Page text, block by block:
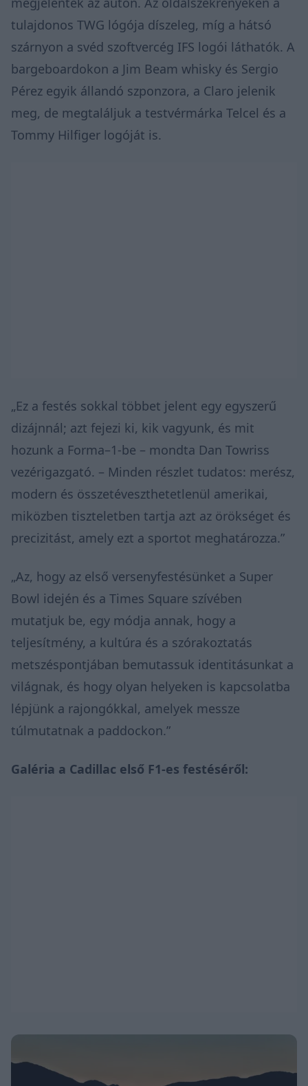
tulajdonos TWG lógója díszeleg, míg a hátsó
szárnyon a svéd szoftvercég IFS logói láthatók. A
bargeboardokon a Jim Beam whisky és Sergio
Pérez egyik állandó szponzora, a Claro jelenik
meg, de megtaláljuk a testvérmárka Telcel és a
Tommy Hilfiger logóját is.
„Ez a festés sokkal többet jelent egy egyszerű
dizájnnál; azt fejezi ki, kik vagyunk, és mit
hozunk a Forma–1-be – mondta Dan Towriss
vezérigazgató. – Minden részlet tudatos: merész,
modern és összetéveszthetetlenül amerikai,
miközben tiszteletben tartja azt az örökséget és
precizitást, amely ezt a sportot meghatározza.”
„Az, hogy az első versenyfestésünket a Super
Bowl idején és a Times Square szívében
mutatjuk be, egy módja annak, hogy a
teljesítmény, a kultúra és a szórakoztatás
metszéspontjában bemutassuk identitásunkat a
világnak, és hogy olyan helyeken is kapcsolatba
lépjünk a rajongókkal, amelyek messze
túlmutatnak a paddockon.”
Galéria a Cadillac első F1-es festéséről: